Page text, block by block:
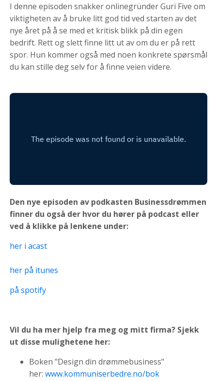
I denne episoden snakker onlinegründer Guri Five om
viktigheten av å bruke litt god tid ved starten av det
nye året på å se med et kritisk blikk på din egen
bedrift. Rett og slett finne litt ut av om du er på rett
spor. Hun kommer også med noen konkrete spørsmål
du kan stille deg selv for å finne veien videre.
Den nye episoden av podkasten Businessdrømmen
finner du også der hvor du hører på podcast eller
ved å klikke på lenkene under:
her i acast
her på itunes
på spotify
Vil du ha mer hjelp fra meg og mitt firma? Sjekk
ut disse mulighetene her:
Boken "Design din drømmebusiness"
her: www.kommuniserbedre.no/bok